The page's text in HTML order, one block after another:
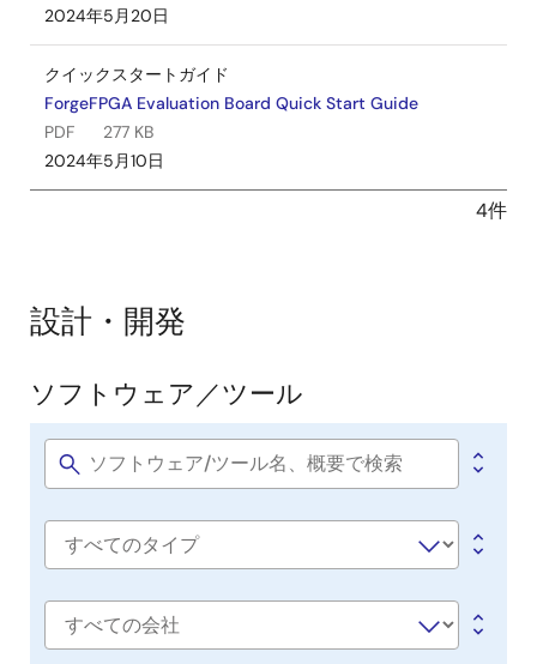
2024年5月20日
クイックスタートガイド
ForgeFPGA Evaluation Board Quick Start Guide
PDF
277 KB
2024年5月10日
4件
設計・開発
ソ
フ
ト
ウ
ア
／
ツ
ソフトウェア／ツール
Software
Software